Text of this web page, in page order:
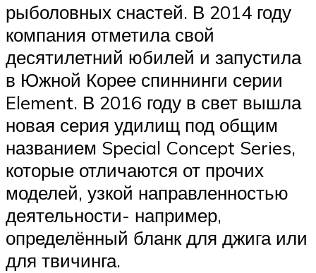
рыболовных снастей. В 2014 году
компания отметила свой
десятилетний юбилей и запустила
в Южной Корее спиннинги серии
Element. В 2016 году в свет вышла
новая серия удилищ под общим
названием Special Concept Series,
которые отличаются от прочих
моделей, узкой направленностью
деятельности- например,
определённый бланк для джига или
для твичинга.